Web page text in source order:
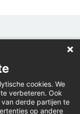
cookies. We
verbeteren. Ook
derde partijen te
op andere